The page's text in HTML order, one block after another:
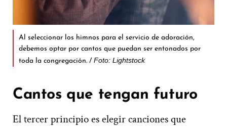
Al seleccionar los himnos para el servicio de adoración,
debemos optar por cantos que puedan ser entonados por
toda la congregación. /Foto: Lightstock
Cantos que tengan futuro
El tercer principio es elegir canciones que